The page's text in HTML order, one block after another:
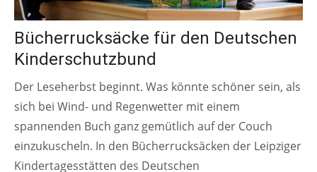
Bücherrucksäcke für den Deutschen
Kinderschutzbund
Der Leseherbst beginnt. Was könnte schöner sein, als
sich bei Wind- und Regenwetter mit einem
spannenden Buch ganz gemütlich auf der Couch
einzukuscheln. In den Bücherrucksäcken der Leipziger
Kindertagesstätten des Deutschen